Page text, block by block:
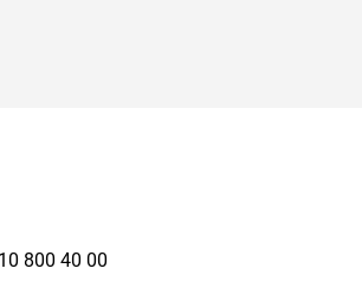
800 40 00